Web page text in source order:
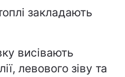
закладають
висівають
левового зіву та